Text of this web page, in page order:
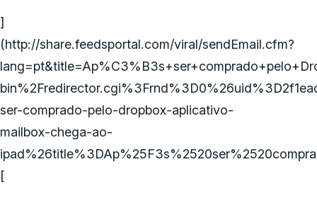
]
(http://share.feedsportal.com/viral/sendEmail.cfm?
ser-comprado-pelo-dropbox-aplicativo-
mailbox-chega-ao-
[